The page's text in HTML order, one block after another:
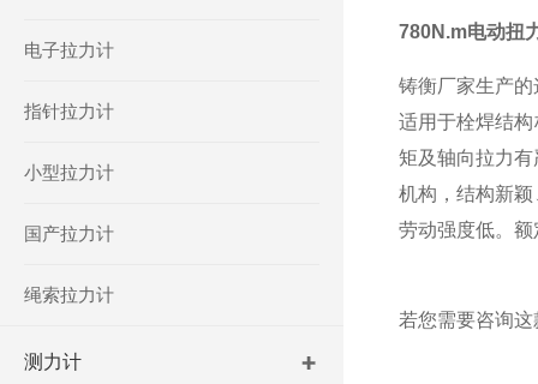
电子拉力计
指针拉力计
小型拉力计
国产拉力计
绳索拉力计
测力计
780N.m电动扭
铸衡厂家生产
适用于栓焊结
矩及轴向拉力
机构，结构新
劳动强度低。额
若您需要咨询这